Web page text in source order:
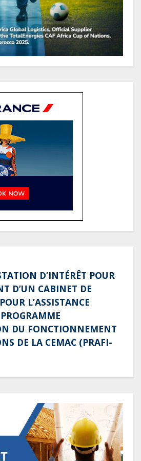
d’EBOMAF BTP Gabon
la Ngounié
: Les paiements d’intérêts
la dette absorbent 20 à 30 % des
tandis que le service
recettes budgétaires
: Vives polémiques sur
de Bombé Marcel auprès
la communauté Babongo
de partenaire de
pour les grands projets
et d’infrastructures du
D’INTÉRÊT POUR
D’UN CABINET DE
L’ASSISTANCE
DU FONCTIONNEMENT
DE LA CEMAC (PRAFI-